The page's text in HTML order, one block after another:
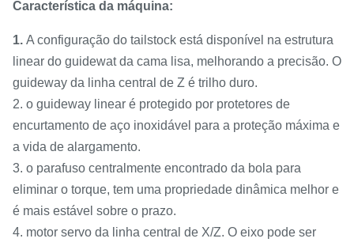
Característica da máquina:
1. A configuração do tailstock está disponível na estrutura
linear do guidewat da cama lisa, melhorando a precisão. O
guideway da linha central de Z é trilho duro.
2. o guideway linear é protegido por protetores de
encurtamento de aço inoxidável para a proteção máxima e
a vida de alargamento.
3. o parafuso centralmente encontrado da bola para
eliminar o torque, tem uma propriedade dinâmica melhor e
é mais estável sobre o prazo.
4. motor servo da linha central de X/Z. O eixo pode ser